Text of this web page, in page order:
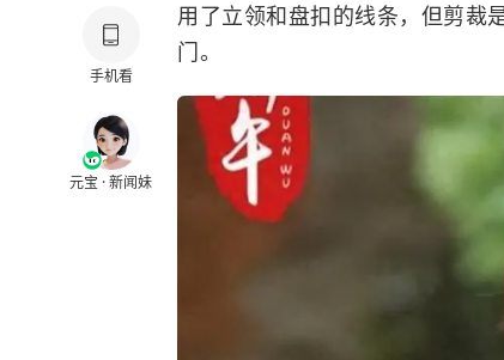
手机看
元宝 · 新闻妹
用了立领和盘扣的线条，但剪裁
门。